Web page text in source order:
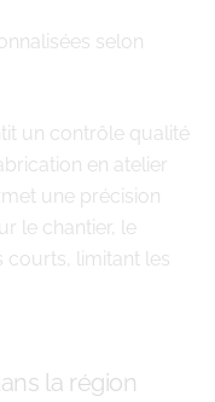
selon
un contrôle qualité
en atelier
une précision
le chantier, le
courts, limitant les
la région